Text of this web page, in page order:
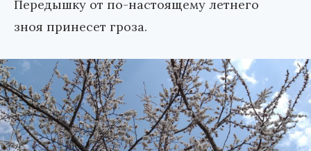
Передышку от по-настоящему летнего
зноя принесет гроза.